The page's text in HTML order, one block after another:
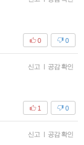
0
0
신고 | 공감 확인
0
1
신고 | 공감 확인